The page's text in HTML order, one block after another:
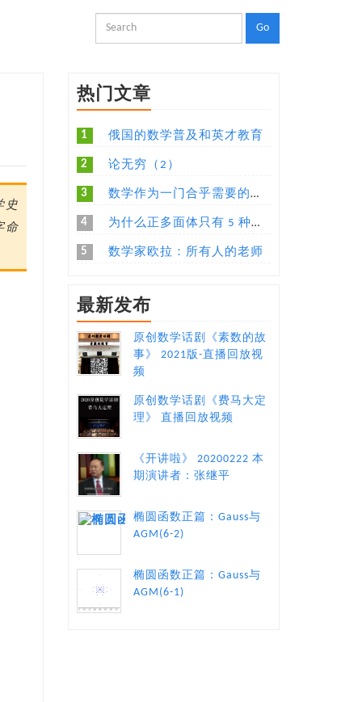
史
命
热门文章
1 俄国的数学普及和英才教育
2 论无穷（2）
3 数学作为一门合乎需要的语言
4 为什么正多面体只有 5 种，有没有更加直观易懂的解释？
5 数学家欧拉：所有人的老师
最新发布
原创数学话剧《素数的故
事》 2021版-直播回放视
频
原创数学话剧《费马大定
理》 直播回放视频
《开讲啦》 20200222 本
期演讲者：张继平
椭圆函数正篇：Gauss与
AGM(6-2)
椭圆函数正篇：Gauss与
AGM(6-1)